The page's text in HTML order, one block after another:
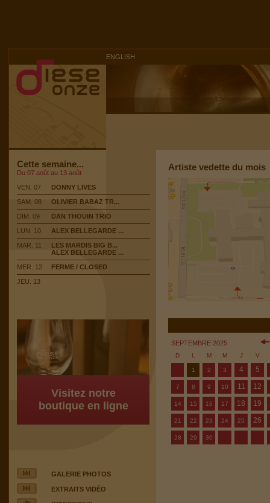
ENGLISH
Cette semaine...
Du 07 août au 13 août
VEN. 07
DONNY LIVES
SAM. 08
OLIVIER BABAZ TR...
DIM. 09
DAN THOUIN TRIO
LUN. 10
ALEX BELLEGARDE ...
MAR. 11
LES MARDIS BIG B...
ALEX BELLEGARDE ...
MER. 12
FERME / CLOSED
JEU. 13
Visitez notre
boutique en ligne
GALERIE PHOTOS
EXTRAITS VIDÉO
Artiste vedette du mois
SEPTEMBRE 2025
D L M M J V
1 2 3 4 5
7 8 9 10 11 12
14 15 16 17 18 19
21 22 23 24 25 26
28 29 30